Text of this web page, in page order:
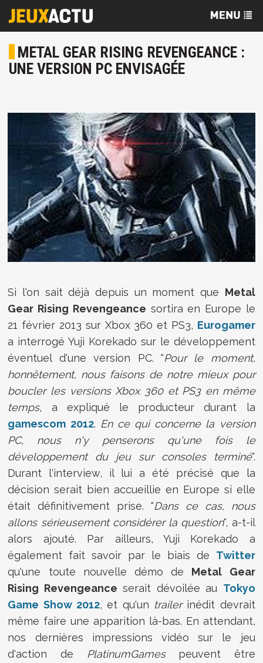
METAL GEAR RISING REVENGEANCE :
UNE VERSION PC ENVISAGÉE
Si l'on sait déjà depuis un moment que Metal
Gear Rising Revengeance sortira en Europe le
21 février 2013 sur Xbox 360 et PS3, Eurogamer
a interrogé Yuji Korekado sur le développement
éventuel d'une version PC. "Pour le moment,
honnêtement, nous faisons de notre mieux pour
boucler les versions Xbox 360 et PS3 en même
temps, a expliqué le producteur durant la
gamescom 2012. En ce qui concerne la version
PC, nous n'y penserons qu'une fois le
développement du jeu sur consoles terminé".
Durant l'interview, il lui a été précisé que la
décision serait bien accueillie en Europe si elle
était définitivement prise. "Dans ce cas, nous
allons sérieusement considérer la question", a-t-il
alors ajouté. Par ailleurs, Yuji Korekado a
également fait savoir par le biais de Twitter
qu'une toute nouvelle démo de Metal Gear
Rising Revengeance serait dévoilée au Tokyo
Game Show 2012, et qu'un trailerinédit devrait
même faire une apparition là-bas. En attendant,
nos dernières impressions vidéo sur le jeu
d'action de
PlatinumGamespeuvent être